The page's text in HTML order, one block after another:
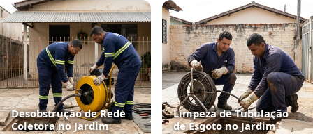
Desobstrução de Rede
Coletora no Jardim
Limpeza de Tubulação
de Esgoto no Jardim